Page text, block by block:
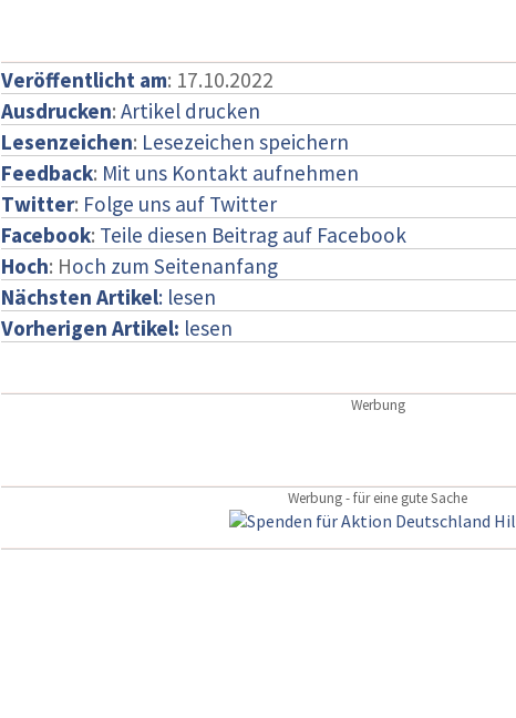
Veröffentlicht am: 17.10.2022
Ausdrucken: Artikel drucken
Lesenzeichen: Lesezeichen speichern
Feedback: Mit uns Kontakt aufnehmen
Twitter: Folge uns auf Twitter
Facebook: Teile diesen Beitrag auf Facebook
Hoch: Hoch zum Seitenanfang
Nächsten Artikel: lesen
Vorherigen Artikel: lesen
Werbung
Werbung - für eine gute Sache